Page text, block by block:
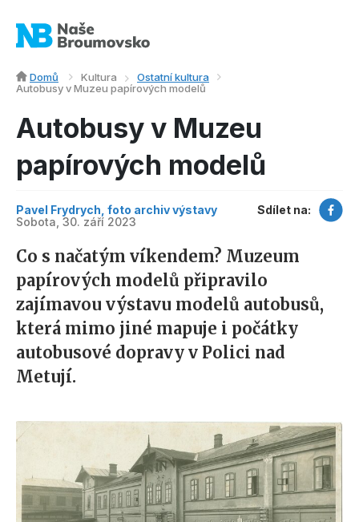
Domů Kultura
Ostatní kultura
Autobusy v Muzeu papírových modelů
Autobusy v Muzeu
papírových modelů
Pavel Frydrych, foto archiv výstavy
Sobota, 30. září 2023
Sdílet na:
Co s načatým víkendem? Muzeum
papírových modelů připravilo
zajímavou výstavu modelů autobusů,
která mimo jiné mapuje i počátky
autobusové dopravy v Polici nad
Metují.